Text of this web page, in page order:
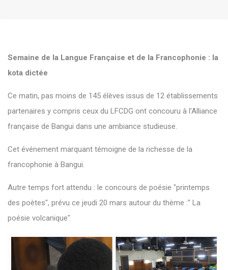
Semaine de la Langue Française et de la Francophonie : la
kota dictée
Ce matin, pas moins de 145 élèves issus de 12 établissements
partenaires y compris ceux du LFCDG ont concouru à l'Alliance
française de Bangui dans une ambiance studieuse.
Cet événement marquant témoigne de la richesse de la
francophonie à Bangui.
Autre temps fort attendu : le concours de poésie "printemps
des poètes", prévu ce jeudi 20 mars autour du thème :" La
poésie volcanique"